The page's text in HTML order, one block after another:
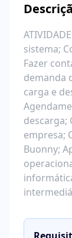
sistema;
Fazer
demanda
carga e
descarga;
empresa;
Buonny;